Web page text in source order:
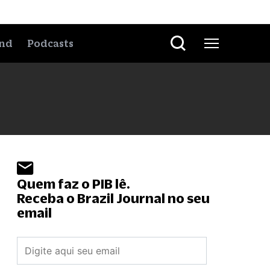
Podcasts
Quem faz o PIB lê.
Receba o Brazil Journal no seu
email